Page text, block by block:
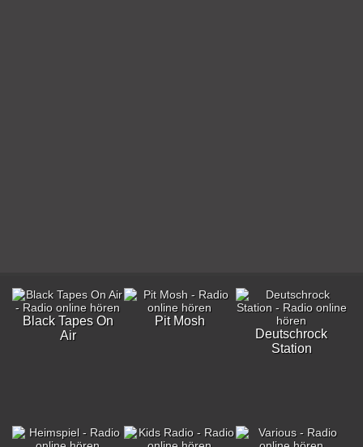
Black Tapes On
Air
Pit Mosh
Deutschrock
Station